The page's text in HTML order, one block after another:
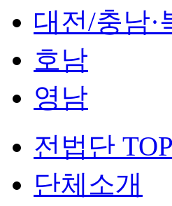
대전/충남·
호남
영남
전법단
단체소개